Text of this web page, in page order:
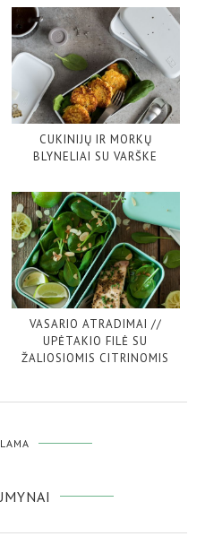
CUKINIJŲ IR MORKŲ
BLYNELIAI SU VARŠKE
VASARIO ATRADIMAI //
UPĖTAKIO FILĖ SU
ŽALIOSIOMIS CITRINOMIS